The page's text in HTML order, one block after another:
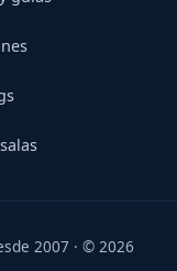
2007 · © 2026